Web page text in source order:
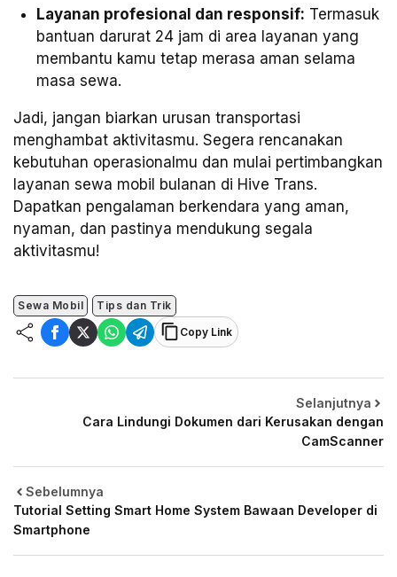
Layanan profesional dan responsif: Termasuk
bantuan darurat 24 jam di area layanan yang
membantu kamu tetap merasa aman selama
masa sewa.
Jadi, jangan biarkan urusan transportasi
menghambat aktivitasmu. Segera rencanakan
kebutuhan operasionalmu dan mulai pertimbangkan
layanan sewa mobil bulanan di Hive Trans.
Dapatkan pengalaman berkendara yang aman,
nyaman, dan pastinya mendukung segala
aktivitasmu!
Sewa Mobil
Tips dan Trik
Copy Link
Sebelumnya
Tutorial Setting Smart Home System Bawaan Developer di
Smartphone
Selanjutnya
Cara Lindungi Dokumen dari Kerusakan dengan
CamScanner